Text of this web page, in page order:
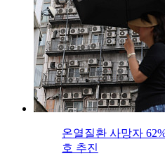
온열질환 사망자
호 추진